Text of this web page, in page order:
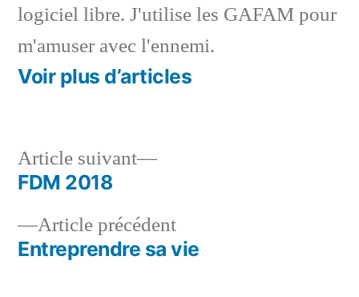
logiciel libre. J'utilise les GAFAM pour
m'amuser avec l'ennemi.
Voir plus d’articles
Navigation
de
l’article
Article précédentArticle
précédent :
Entreprendre sa vie
Article suivant
Article
FDM 2018